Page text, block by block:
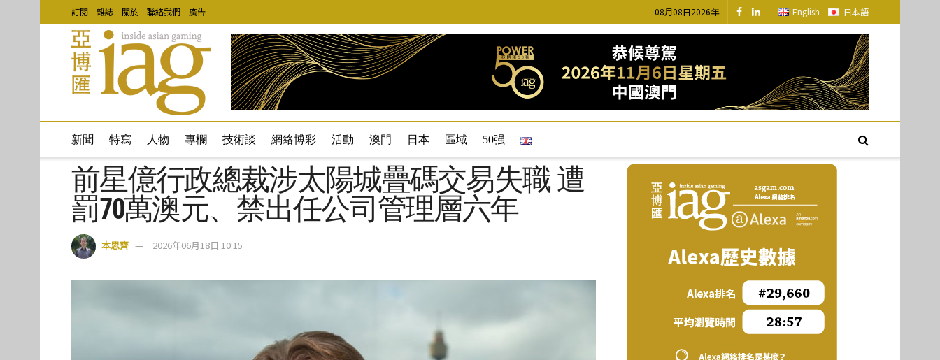
訂閱 雜誌 關於 聯絡我們 廣告 08月08日2026年 English 日本語
新聞 特寫 人物 專欄 技術談 網絡博彩 活動 澳門 日本 區域 50强
前星億行政總裁涉太陽城疊碼交易失職 遭
罰70萬澳元、禁出任公司管理層六年
本思齊 2026年06月18日 10:15